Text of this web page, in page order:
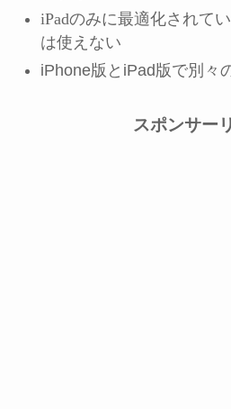
iPadのみに最適化されて
は使えない
iPhone版とiPad版で別々
スポンサー